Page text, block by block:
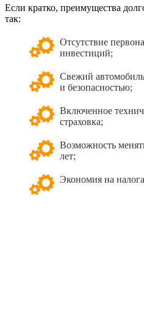
Если кратко, преимущества
так:
Отсутствие
инвестиций;
Свежий
и безопасностью;
Включенное
страховка;
Возможность
лет;
Экономия на